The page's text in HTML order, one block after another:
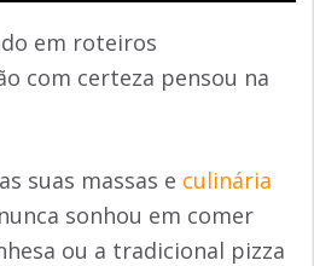
em roteiros
com certeza pensou na
suas massas e culinária
sonhou em comer
ou a tradicional pizza